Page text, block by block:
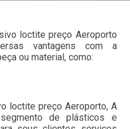
loctite preço Aeroporto
vantagens com a
ou material, como:
loctite preço Aeroporto, A
de plásticos e